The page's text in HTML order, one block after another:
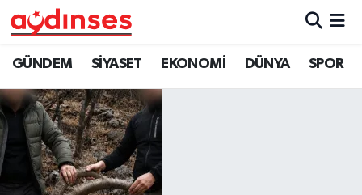
GÜNDEM SİYASET EKONOMİ DÜNYA SPOR
GÜNDEM
SİYASET
EKONOMİ
DÜNYA
Nöbetçi Eczaneler
Hava Durumu
Aydin Namaz Vakitleri
Trafik Durumu